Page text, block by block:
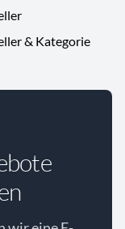
& Kategorie